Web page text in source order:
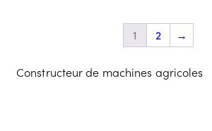
1 2 →
Constructeur de machines agricoles